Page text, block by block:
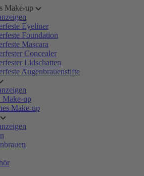
Make-up
Eyeliner
Foundation
Mascara
Concealer
Lidschatten
Augenbrauenstifte
Make-up
Make-up